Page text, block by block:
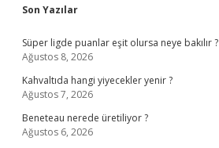
Sidebar
Son Yazılar
Süper ligde puanlar eşit olursa neye bakılır ?
Ağustos 8, 2026
Kahvaltıda hangi yiyecekler yenir ?
Ağustos 7, 2026
Beneteau nerede üretiliyor ?
Ağustos 6, 2026